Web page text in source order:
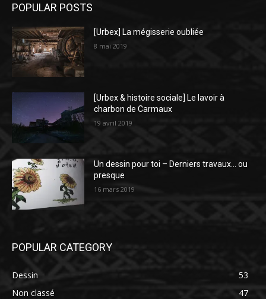
POPULAR POSTS
[Urbex] La mégisserie oubliée
8 mai 2019
[Urbex & histoire sociale] Le lavoir à
charbon de Carmaux
19 avril 2019
Un dessin pour toi – Derniers travaux… ou
presque
16 mars 2019
POPULAR CATEGORY
Dessin
53
Non classé
47